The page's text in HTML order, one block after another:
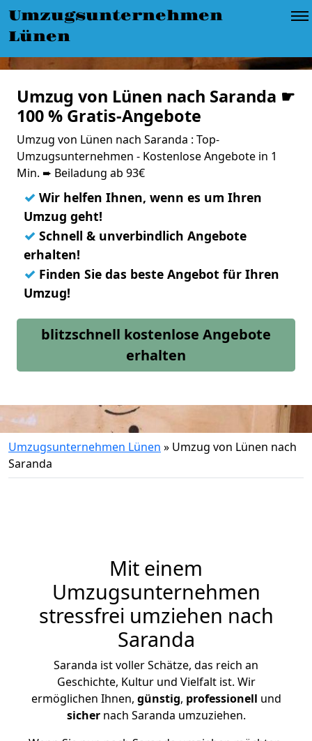
Umzugsunternehmen
Lünen
Umzug von Lünen nach Saranda ☛
100 % Gratis-Angebote
Umzug von Lünen nach Saranda : Top-
Umzugsunternehmen - Kostenlose Angebote in 1
Min. ➨ Beiladung ab 93€
✓ Wir helfen Ihnen, wenn es um Ihren
Umzug geht!
✓ Schnell & unverbindlich Angebote
erhalten!
✓ Finden Sie das beste Angebot für Ihren
Umzug!
blitzschnell kostenlose Angebote
erhalten
Umzugsunternehmen Lünen » Umzug von Lünen nach
Saranda
Mit einem
Umzugsunternehmen
stressfrei umziehen nach
Saranda
Saranda ist voller Schätze, das reich an
Geschichte, Kultur und Vielfalt ist. Wir
ermöglichen Ihnen, günstig, professionell und
sichernach Saranda umzuziehen.